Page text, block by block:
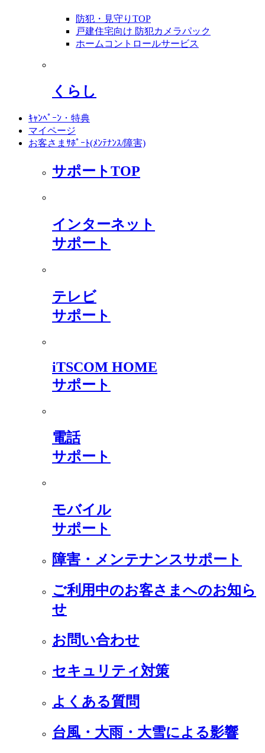
防犯・見守りTOP
戸建住宅向け 防犯カメラパック
ホームコントロールサービス
くらし
ｷｬﾝﾍﾟｰﾝ・特典
マイページ
お客さまｻﾎﾟｰﾄ(ﾒﾝﾃﾅﾝｽ/障害)
サポートTOP
インターネット
サポート
テレビ
サポート
iTSCOM HOME
サポート
電話
サポート
モバイル
サポート
障害・メンテナンスサポート
ご利用中のお客さまへのお知ら
せ
お問い合わせ
セキュリティ対策
よくある質問
台風・大雨・大雪による影響